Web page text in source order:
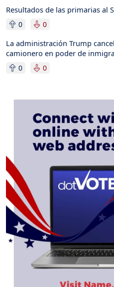
Resultados de las primarias al
0 0
La administración Trump
camionero en poder de
0 0